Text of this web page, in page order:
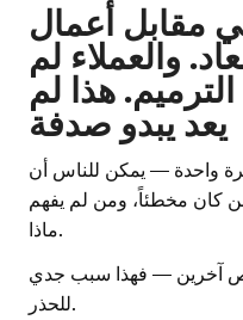
مقابل أعمال
والعملاء لم
هذا لم
يعد يبدو صدفة
واحدة — يمكن للناس أن
كان مخطئاً، ومن لم يفهم
ماذا.
آخرين — فهذا سبب جدي
للحذر.